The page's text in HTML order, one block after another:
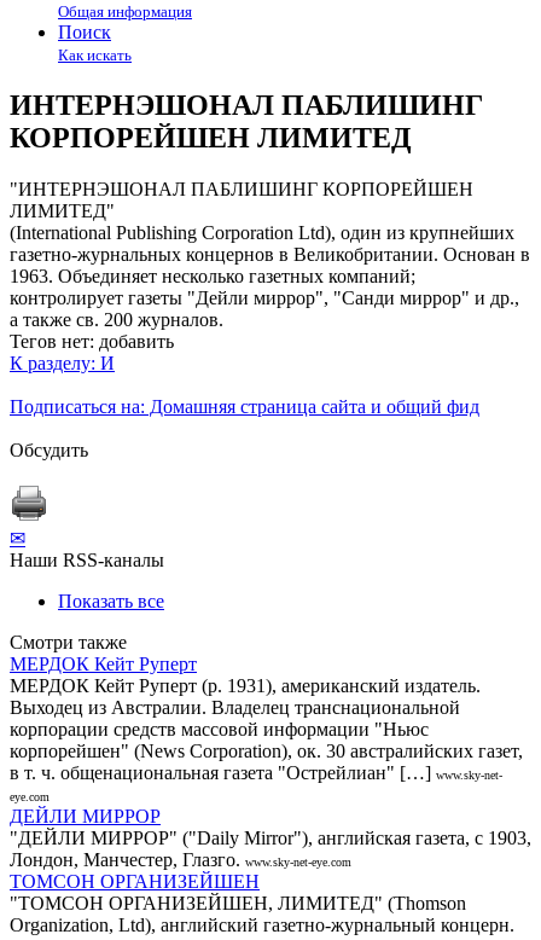
Общая информация
Поиск
Как искать
ИНТЕРНЭШОНАЛ ПАБЛИШИНГ
КОРПОРЕЙШЕН ЛИМИТЕД
"ИНТЕРНЭШОНАЛ ПАБЛИШИНГ КОРПОРЕЙШЕН
ЛИМИТЕД"
(International Publishing Corporation Ltd), один из крупнейших
газетно-журнальных концернов в Великобритании. Основан в
1963. Объединяет несколько газетных компаний;
контролирует газеты "Дейли миррор", "Санди миррор" и др.,
а также св. 200 журналов.
Тегов нет: добавить
К разделу: И
Подписаться на: Домашняя страница сайта и общий фид
Обсудить
✉
Наши RSS-каналы
Показать все
Смотри также
МЕРДОК Кейт Руперт
МЕРДОК Кейт Руперт (р. 1931), американский издатель.
Выходец из Австралии. Владелец транснациональной
корпорации средств массовой информации "Ньюс
корпорейшен" (News Corporation), ок. 30 австралийских газет,
в т. ч. общенациональная газета "Острейлиан" […] www.sky-net-
eye.com
ДЕЙЛИ МИРРОР
"ДЕЙЛИ МИРРОР" ("Daily Mirror"), английская газета, с 1903,
Лондон, Манчестер, Глазго. www.sky-net-eye.com
ТОМСОН ОРГАНИЗЕЙШЕН
"ТОМСОН ОРГАНИЗЕЙШЕН, ЛИМИТЕД" (Thomson
Organization, Ltd), английский газетно-журнальный концерн.